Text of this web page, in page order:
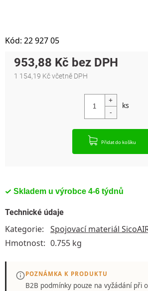
Skladem u výrobce 4-6 týdnů
953,88 Kč
1 154,19 Kč včetně DPH
Přidat do košíku
Kód: 22 927 05
Technické údaje
Kategorie:
Spojovací materiál
Hmotnost: 0.755 kg
POZNÁMKA K PRODUKTU
B2B podmínky pouze na vyžádánípři